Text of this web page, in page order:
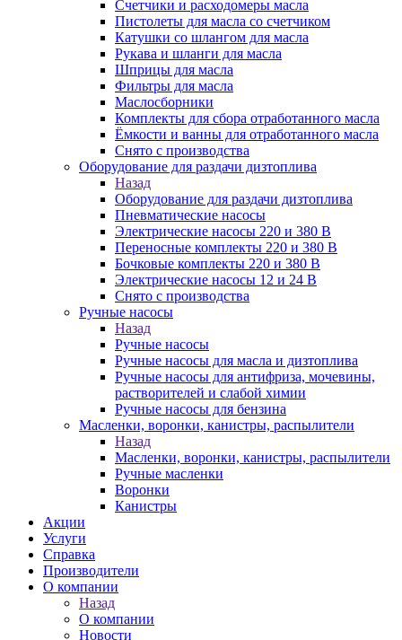
Счетчики и расходомеры масла
Пистолеты для масла со счетчиком
Катушки со шлангом для масла
Рукава и шланги для масла
Шприцы для масла
Фильтры для масла
Маслосборники
Комплекты для сбора отработанного масла
Ёмкости и ванны для отработанного масла
Снято с производства
Оборудование для раздачи дизтоплива
Назад
Оборудование для раздачи дизтоплива
Пневматические насосы
Электрические насосы 220 и 380 В
Переносные комплекты 220 и 380 В
Бочковые комплекты 220 и 380 В
Электрические насосы 12 и 24 В
Снято с производства
Ручные насосы
Назад
Ручные насосы
Ручные насосы для масла и дизтоплива
Ручные насосы для антифриза, мочевины,
растворителей и слабой химии
Ручные насосы для бензина
Масленки, воронки, канистры, распылители
Назад
Масленки, воронки, канистры, распылители
Ручные масленки
Воронки
Канистры
Акции
Услуги
Справка
Производители
О компании
Назад
О компании
Новости